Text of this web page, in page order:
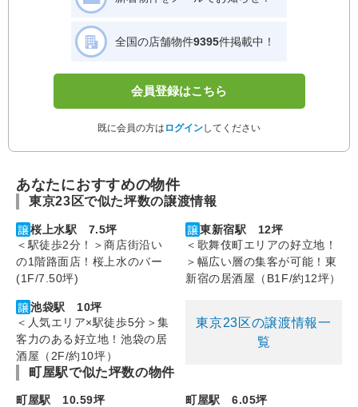
全国の店舗物件9395件掲載中！
会員登録はこちら
既に会員の方は ログインしてください
あなたにおすすめの物件
東京23区で似た坪数の譲渡情報
桜上水駅 7.5坪
＜駅徒歩2分！＞商店街沿い
の1階路面店！桜上水のバー
(1F/7.50坪)
東新宿駅 12坪
＜歌舞伎町エリアの好立地！
＞幅広い層の集客が可能！東
新宿の居酒屋（B1F/約12坪）
池袋駅 10坪
＜人気エリア×駅徒歩5分＞集
客力のある好立地！池袋の居
酒屋（2F/約10坪）
東京23区の譲渡情報一
覧
町屋駅で似た坪数の物件
町屋駅 10.59坪
町屋駅 6.05坪